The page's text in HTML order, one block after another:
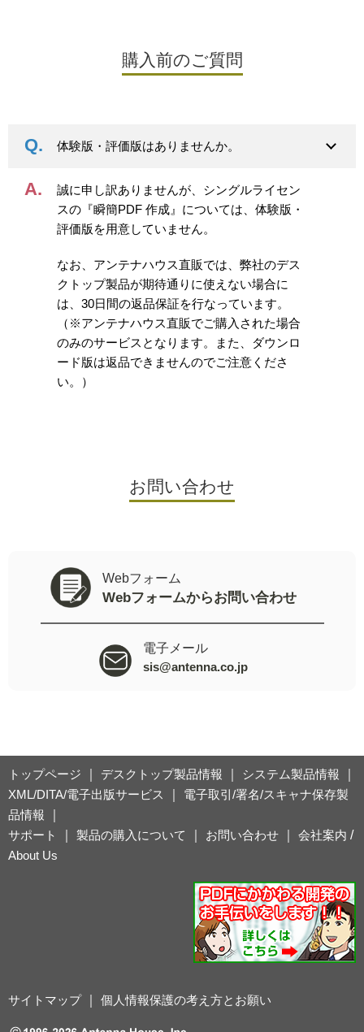
購入前のご質問
体験版・評価版はありませんか。
誠に申し訳ありませんが、シングルライセン
スの『瞬簡PDF 作成』については、体験版・
評価版を用意していません。
なお、アンテナハウス直販では、弊社のデス
クトップ製品が期待通りに使えない場合に
は、30日間の返品保証を行なっています。
（※アンテナハウス直販でご購入された場合
のみのサービスとなります。また、ダウンロ
ード版は返品できませんのでご注意くださ
い。）
お問い合わせ
Webフォーム
Webフォームからお問い合わせ
電子メール
sis@antenna.co.jp
トップページ デスクトップ製品情報 システム製品情報
XML/DITA/電子出版サービス
電子取引/署名/スキャナ保存製
品情報
サポート
製品の購入について お問い合わせ 会社案内 /
About Us
サイトマップ｜ 個人情報保護の考え方とお願い